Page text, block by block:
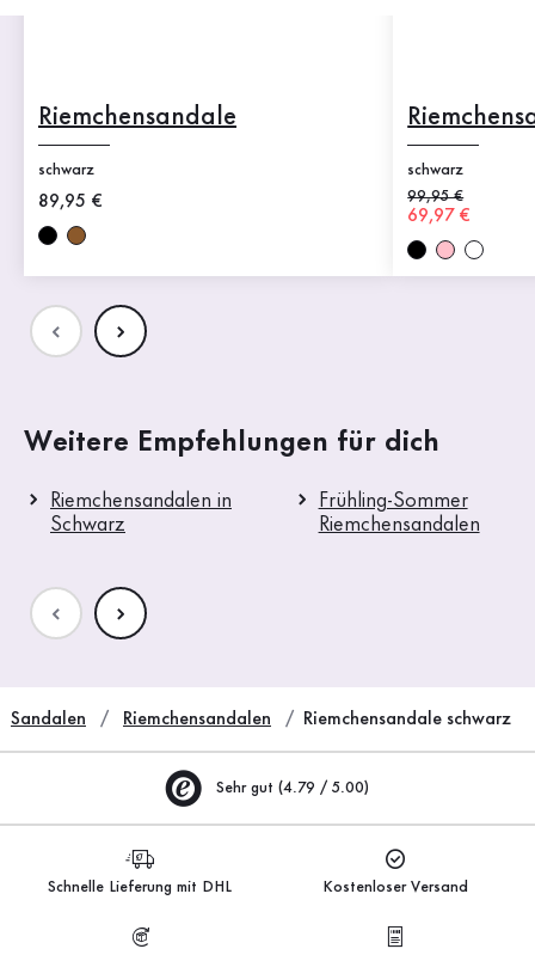
Riemchensandale
schwarz
Neuer Preis
89,95 €
schwarz
Alter Preis
99,95 €
Neuer Preis
69,97 €
Weitere Empfehlungen für dich
Riemchensandalen in
Schwarz
Frühling-Sommer
Riemchensandalen
Sandalen Riemchensandalen Riemchensandale schwarz
Sehr gut (4.79 / 5.00)
Schnelle Lieferung mit DHL Kostenloser Versand